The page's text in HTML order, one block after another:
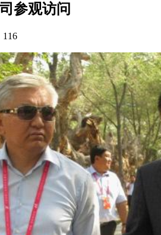
参观访问
116